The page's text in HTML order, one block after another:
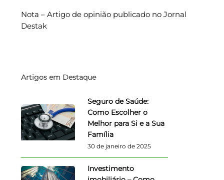
Nota – Artigo de opinião publicado no Jornal
Destak
Artigos em Destaque
Seguro de Saúde:
Como Escolher o
Melhor para Si e a Sua
Família
30 de janeiro de 2025
Investimento